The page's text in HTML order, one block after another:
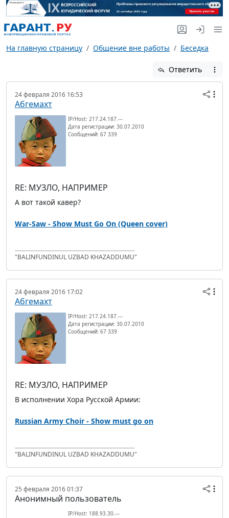
На главную страницу Общение вне работы Беседка
Ответить
24 февраля 2016 16:53
Абгемахт
IP/Host: 217.24.187.---
Дата регистрации: 30.07.2010
Сообщений: 67 339
RE: МУЗЛО, НАПРИМЕР
А вот такой кавер?
War-Saw - Show Must Go On (Queen cover)
"BALINFUNDINUL UZBAD KHAZADDUMU"
24 февраля 2016 17:02
Абгемахт
IP/Host: 217.24.187.---
Дата регистрации: 30.07.2010
Сообщений: 67 339
RE: МУЗЛО, НАПРИМЕР
В исполнении Хора Русской Армии:
Russian Army Choir - Show must go on
"BALINFUNDINUL UZBAD KHAZADDUMU"
25 февраля 2016 01:37
Анонимный пользователь
IP/Host: 188.93.30.---